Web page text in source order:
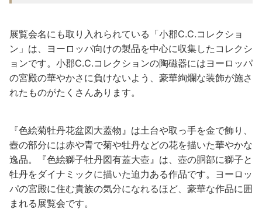
展覧会名にも取り入れられている「小郡C.C.コレクショ
ン」は、ヨーロッパ向けの製品を中心に収集したコレクシ
ョンです。小郡C.C.コレクションの陶磁器にはヨーロッパ
の宮殿の華やかさに負けないよう、豪華絢爛な装飾が施さ
れたものがたくさんあります。
『色絵菊牡丹花盆図大蓋物』は土台や取っ手を金で飾り、
壺の部分には赤や青で菊や牡丹などの花を描いた華やかな
逸品。『色絵獅子牡丹図有蓋大壺』は、壺の胴部に獅子と
牡丹をダイナミックに描いた迫力ある作品です。ヨーロッ
パの宮殿に住む貴族の気分になれるほど、豪華な作品に囲
まれる展覧会です。